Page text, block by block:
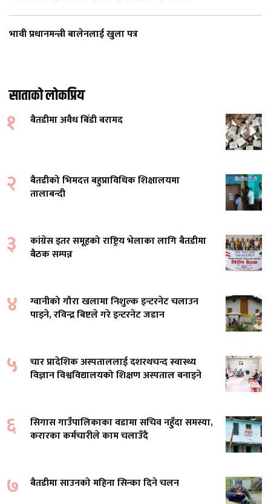
भावी प्रधानमन्त्री बालेनलाई खुला पत्र
साताको लोकप्रिय
१ बैतडीमा अवैध बिँडी बरामद
२
बैतडीको भिमदत्त बहुप्राविधिक शिक्षालयमा
तालाबन्दी
३
कांग्रेस इतर समूहको राष्ट्रिय भेलाका लागि बैतडीमा
बैठक सम्पन्न
४
ग्वानीको गौरा खलामा निशुल्क इन्टरनेट चलाउन
पाइने, रविन्द्र बिष्टले गरे इन्टरनेट जडान
५
चार प्रादेशिक अस्पताललाई दशरथचन्द स्वास्थ्य
विज्ञान विश्वविद्यालयको शिक्षण अस्पताल बनाइने
६
सिगास गाउँपालिकाका वडामा सचिव नहुँदा समस्या,
करारका कर्मचारीले काम चलाउँदै
७ बैतडीमा साउनको महिना सिन्का दिने चलन